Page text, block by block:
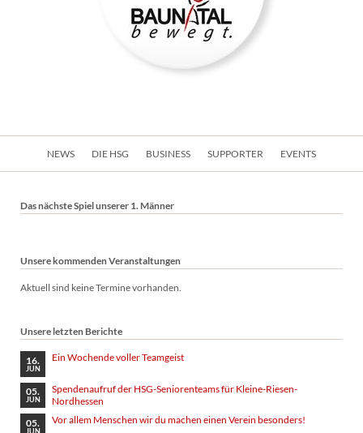
Navigation
NEWS DIE HSG BUSINESS SUPPORTER EVENTS
Das nächste Spiel unserer 1. Männer
Unsere kommenden Veranstaltungen
Aktuell sind keine Termine vorhanden.
Unsere letzten Berichte
16.
JUN
Ein Wochende voller Teamgeist
05.
JUN
Spendenaufruf der HSG-Seniorenteams für Kleine-Riesen-
Nordhessen
05.
JUN
Vor allem Menschen wir du machen einen Verein besonders!